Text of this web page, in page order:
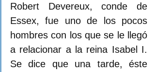
Robert Devereux, conde de
Essex, fue uno de los pocos
hombres con los que se le llegó
a relacionar a la reina Isabel I.
Se dice que una tarde, éste